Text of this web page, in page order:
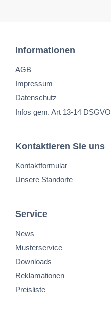
Informationen
AGB
Impressum
Datenschutz
Infos gem. Art 13-14 DSGVO
Kontaktieren Sie uns
Kontaktformular
Unsere Standorte
Service
News
Musterservice
Downloads
Reklamationen
Preisliste